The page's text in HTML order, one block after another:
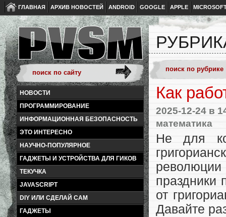
ГЛАВНАЯ АРХИВ НОВОСТЕЙ ANDROID GOOGLE APPLE
НОВОСТИ
ПРОГРАММИРОВАНИЕ
ИНФОРМАЦИОННАЯ БЕЗОПАСНОСТЬ
ЭТО ИНТЕРЕСНО
НАУЧНО-ПОПУЛЯРНОЕ
ГАДЖЕТЫ И УСТРОЙСТВА ДЛЯ ГИКОВ
ТЕКУЧКА
JAVASCRIPT
DIY ИЛИ СДЕЛАЙ САМ
ГАДЖЕТЫ
Как
2025-12-24 в
математика
Не для
праздники
от
Давайте